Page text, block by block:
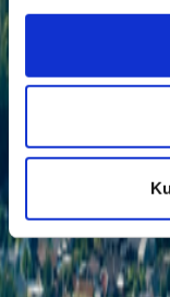
samtykke” i vores